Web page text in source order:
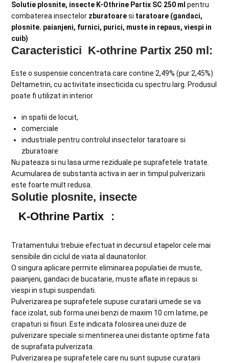
Solutie plosnite, insecte K-Othrine Partix SC 250 ml pentru
combaterea insectelor zburatoaresi taratoare (gandaci,
plosnite. paianjeni, furnici, purici, muste in repaus, viespi in
cuib)
Caracteristici K-othrine Partix 250 ml:
Este o suspensie concentrata care contine 2,49% (pur 2,45%)
Deltametrin, cu activitate insecticida cu spectru larg. Produsul
poate fi utilizat in interior
in spatii de locuit,
comerciale
industriale pentru controlul insectelor taratoare si
zburatoare
Nu pateaza si nu lasa urme reziduale pe suprafetele tratate.
Acumularea de substanta activa in aer in timpul pulverizarii
este foarte mult redusa.
Solutie plosnite, insecte
K-Othrine Partix
:
Tratamentului trebuie efectuat in decursul etapelor cele mai
sensibile din ciclul de viata al daunatorilor.
O singura aplicare permite eliminarea populatiei de muste,
paianjeni, gandaci de bucatarie, muste aflate in repaus si
viespi in stupi suspendati.
Pulverizarea pe suprafetele supuse curatarii umede se va
face izolat, sub forma unei benzi de maxim 10 cm latime, pe
crapaturi si fisuri. Este indicata folosirea unei duze de
pulverizare speciale si mentinerea unei distante optime fata
de suprafata pulverizata.
Pulverizarea pe suprafetele care nu sunt supuse curatarii